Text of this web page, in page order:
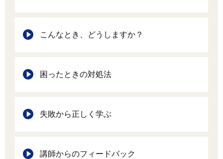
こんなとき、どうしますか？
困ったときの対処法
失敗から正しく学ぶ
講師からのフィードバック